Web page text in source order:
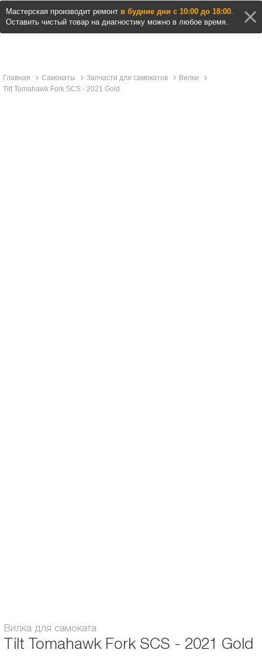
Мастерская производит ремонт в будние дни с 10:00 до 18:00.
Оставить чистый товар на диагностику можно в любое время.
Главная Самокаты Запчасти для самокатов
Вилки
Tilt Tomahawk Fork SCS - 2021 Gold
Вилка для самоката
Tilt Tomahawk Fork SCS - 2021 Gold